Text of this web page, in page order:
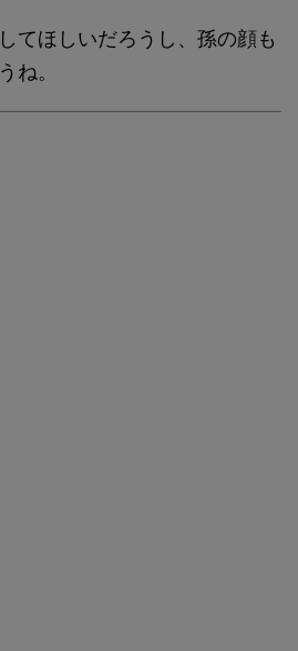
てほしいだろうし、孫の顔も
ね。